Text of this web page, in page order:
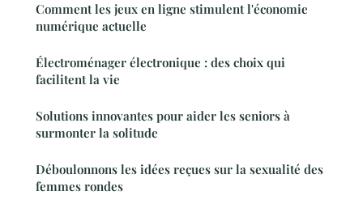
Comment les jeux en ligne stimulent l'économie
numérique actuelle
Électroménager électronique : des choix qui
facilitent la vie
Solutions innovantes pour aider les seniors à
surmonter la solitude
Déboulonnons les idées reçues sur la sexualité des
femmes rondes